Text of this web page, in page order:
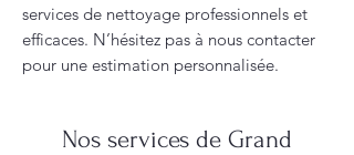
services de nettoyage professionnels et
efficaces. N’hésitez pas à nous contacter
pour une estimation personnalisée.
Nos services de Grand